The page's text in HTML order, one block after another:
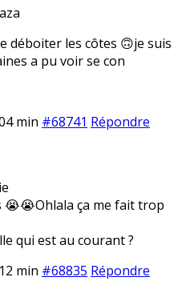
déboiter les côtes 🙃je suis
a pu voir se con
min #68741 Répondre
😭😭Ohlala ça me fait trop
qui est au courant ?
min #68835 Répondre